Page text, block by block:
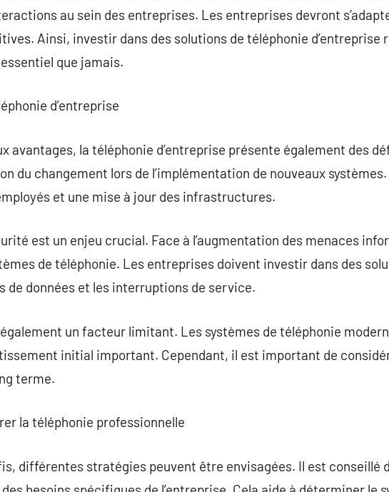
au sein des entreprises. Les entreprises devront
Ainsi, investir dans des solutions de téléphonie d’entreprise
que jamais.
d’entreprise
avantages, la téléphonie d’entreprise présente également des
du changement lors de l’implémentation de nouveaux
et une mise à jour des infrastructures.
est un enjeu crucial. Face à l’augmentation des menaces
de téléphonie. Les entreprises doivent investir dans des
de données et les interruptions de service.
un facteur limitant. Les systèmes de téléphonie
initial important. Cependant, il est important de
terme.
la téléphonie professionnelle
différentes stratégies peuvent être envisagées. Il est conseillé